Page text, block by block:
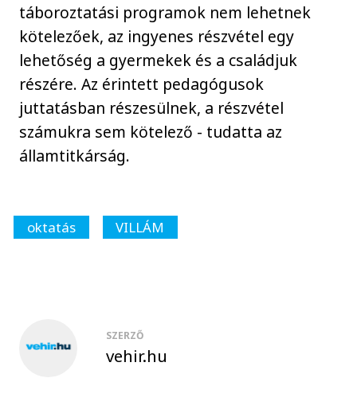
táboroztatási programok nem lehetnek
kötelezőek, az ingyenes részvétel egy
lehetőség a gyermekek és a családjuk
részére. Az érintett pedagógusok
juttatásban részesülnek, a részvétel
számukra sem kötelező - tudatta az
államtitkárság.
oktatás VILLÁM
SZERZŐ
vehir.hu